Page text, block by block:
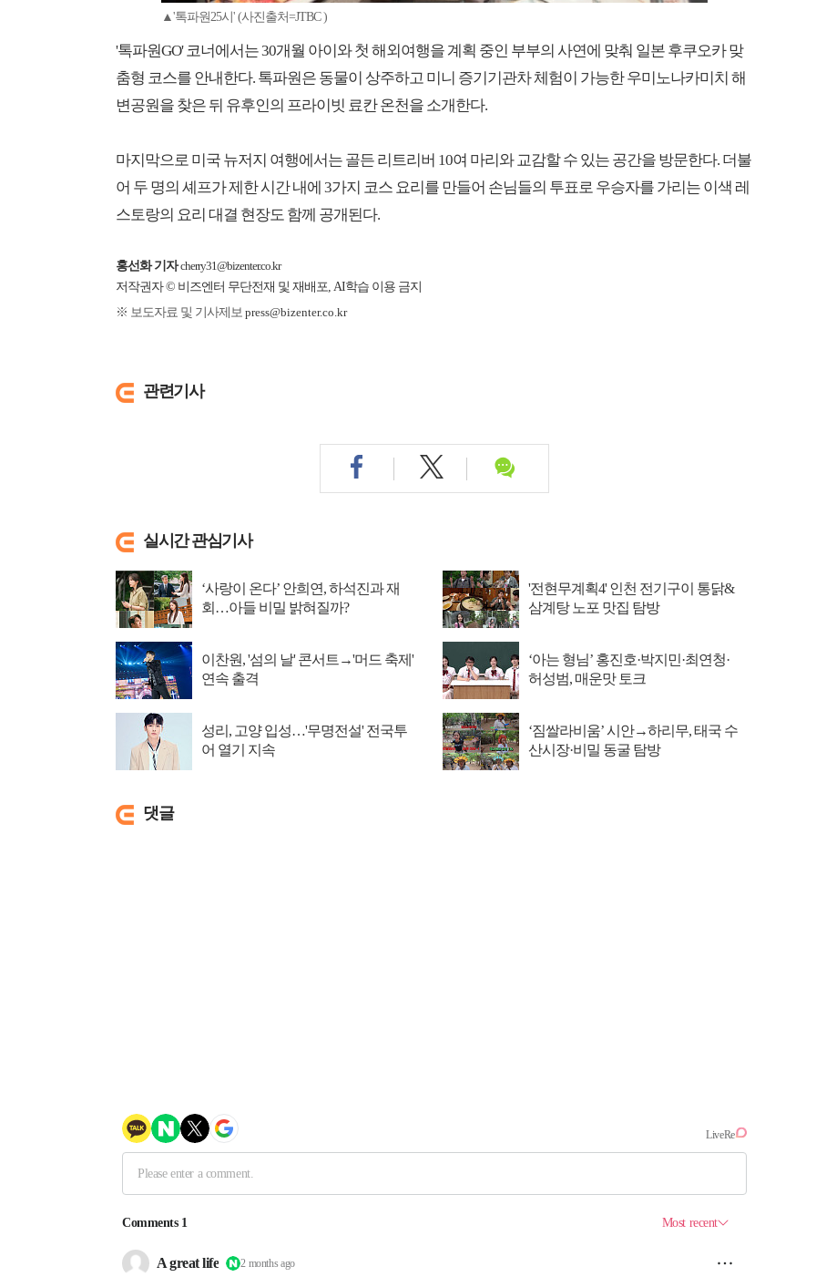
▲'톡파원25시' (사진출처=JTBC )
'톡파원GO' 코너에서는 30개월 아이와 첫 해외여행을 계획 중인 부부의 사연에 맞춰 일본 후쿠오카 맞
춤형 코스를 안내한다. 톡파원은 동물이 상주하고 미니 증기기관차 체험이 가능한 우미노나카미치 해
변공원을 찾은 뒤 유후인의 프라이빗 료칸 온천을 소개한다.
마지막으로 미국 뉴저지 여행에서는 골든 리트리버 10여 마리와 교감할 수 있는 공간을 방문한다. 더불
어 두 명의 셰프가 제한 시간 내에 3가지 코스 요리를 만들어 손님들의 투표로 우승자를 가리는 이색 레
스토랑의 요리 대결 현장도 함께 공개된다.
홍선화 기자 cherry31@bizenter.co.kr
저작권자 © 비즈엔터 무단전재 및 재배포, AI학습 이용 금지
※ 보도자료 및 기사제보 press@bizenter.co.kr
관련기사
실시간 관심기사
‘사랑이 온다’ 안희연, 하석진과 재
회…아들 비밀 밝혀질까?
'전현무계획4' 인천 전기구이 통닭&
삼계탕 노포 맛집 탐방
이찬원, '섬의 날' 콘서트→'머드 축제'
연속 출격
‘아는 형님’ 홍진호·박지민·최연청·
허성범, 매운맛 토크
성리, 고양 입성…'무명전설' 전국투
어 열기 지속
‘짐쌀라비움’ 시안→하리무, 태국 수
산시장·비밀 동굴 탐방
댓글